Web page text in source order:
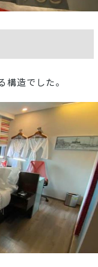
造でした。